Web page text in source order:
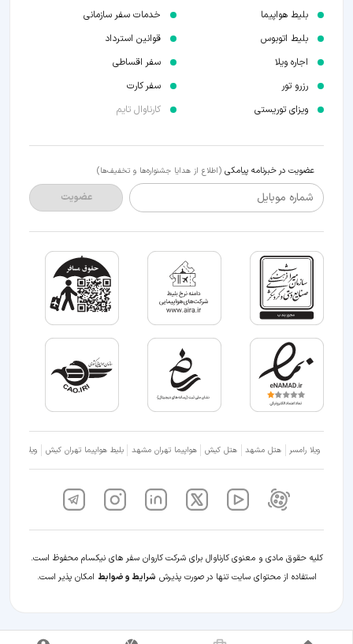
بلیط هواپیما
بلیط اتوبوس
اجاره ویلا
رزرو تور
ویزای توریستی
خدمات سفر سازمانی
قوانین استرداد
سفر اقساطی
سفر کارت
کارناوال تایم
عضویت در خبرنامه پیامکی (اطلاع از هدایا جشنواره‌ها و تخفیف‌ها)
شماره موبایل عضویت
ویلا رامسر هتل مشهد هتل کیش هواپیما تهران مشهد بلیط هواپیما تهران کیش ویلا شمال
کلیه حقوق مادی و معنوی کارناوال برای شرکت کاروان سفر های نیکسام محفوظ است.
استفاده از محتوای سایت تنها در صورت پذیرش شرایط و ضوابط امکان پذیر است.